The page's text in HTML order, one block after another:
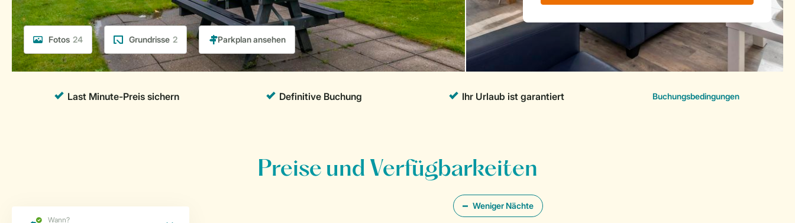
Fotos 24 Grundrisse 2
Preise und Verfügbarkeiten
Weniger Nächte